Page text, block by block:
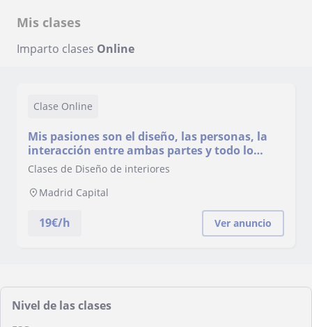
Mis clases
Imparto clases Online
Clase Online
Mis pasiones son el diseño, las personas, la
interacción entre ambas partes y todo lo
relacionado con la creación de objetos,
apetezca y se quiera estar.
Clases de Diseño de interiores
Madrid Capital
19€/h Ver anuncio
Nivel de las clases